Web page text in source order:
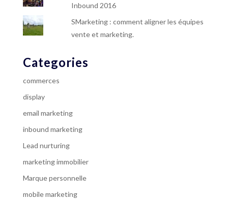
Inbound 2016
SMarketing : comment aligner les équipes
vente et marketing.
Categories
commerces
display
email marketing
inbound marketing
Lead nurturing
marketing immobilier
Marque personnelle
mobile marketing